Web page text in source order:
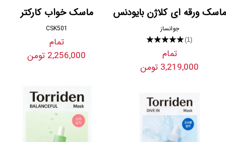
ماسک ورقه ای کلاژن بایودنس
جوانساز
★★★★★(1)
تمام
3,219,000 تومن
ماسک خواب کارکتر
CSK501
تمام
2,256,000 تومن